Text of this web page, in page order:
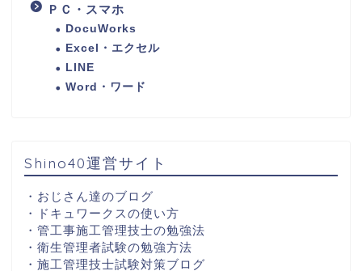
ＰＣ・スマホ
DocuWorks
Excel・エクセル
LINE
Word・ワード
Shino40運営サイト
・ おじさん達のブログ
・
ドキュワークスの使い方
・ 管工事施工管理技士の勉強法
・ 衛生管理者試験の勉強方法
・ 施工管理技士試験対策ブログ